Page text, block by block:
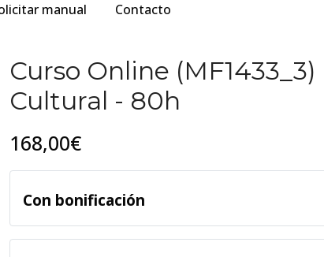
manual Contacto
Curso Online
Cultural - 80h
168,00€
Con bonificación